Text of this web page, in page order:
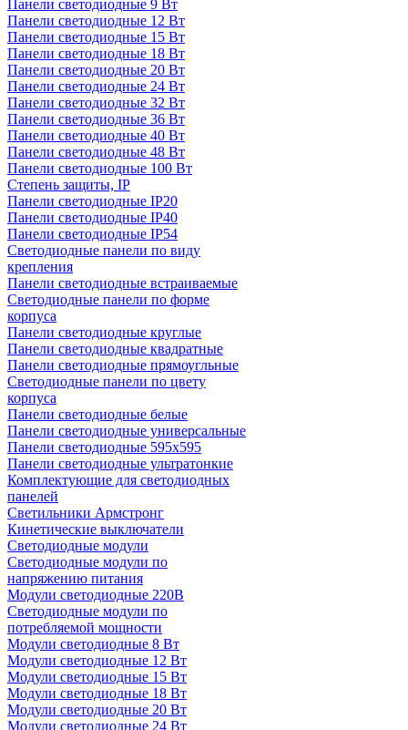
Панели светодиодные 9 Вт
Панели светодиодные 12 Вт
Панели светодиодные 15 Вт
Панели светодиодные 18 Вт
Панели светодиодные 20 Вт
Панели светодиодные 24 Вт
Панели светодиодные 32 Вт
Панели светодиодные 36 Вт
Панели светодиодные 40 Вт
Панели светодиодные 48 Вт
Панели светодиодные 100 Вт
Степень защиты, IP
Панели светодиодные IP20
Панели светодиодные IP40
Панели светодиодные IP54
Светодиодные панели по виду
крепления
Панели светодиодные встраиваемые
Светодиодные панели по форме
корпуса
Панели светодиодные круглые
Панели светодиодные квадратные
Панели светодиодные прямоугльные
Светодиодные панели по цвету
корпуса
Панели светодиодные белые
Панели светодиодные универсальные
Панели светодиодные 595х595
Панели светодиодные ультратонкие
Комплектующие для светодиодных
панелей
Светильники Армстронг
Кинетические выключатели
Светодиодные модули
Светодиодные модули по
напряжению питания
Модули светодиодные 220В
Светодиодные модули по
потребляемой мощности
Модули светодиодные 8 Вт
Модули светодиодные 12 Вт
Модули светодиодные 15 Вт
Модули светодиодные 18 Вт
Модули светодиодные 20 Вт
Модули светодиодные 24 Вт